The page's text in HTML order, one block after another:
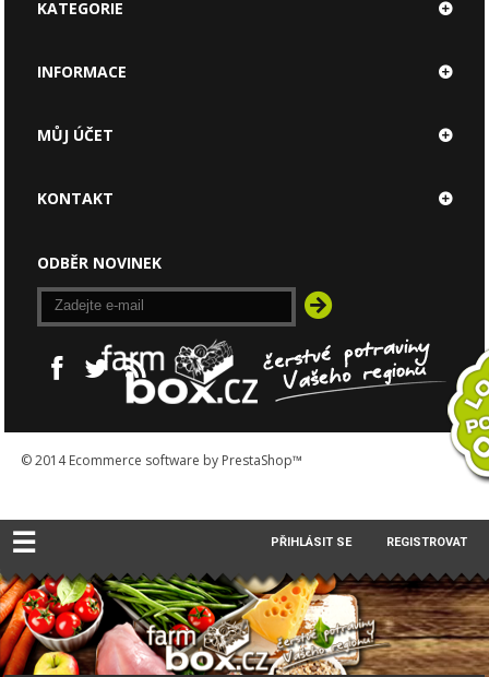
KATEGORIE
INFORMACE
© 2014Ecommerce software by PrestaShop™
MŮJ ÚČET
KONTAKT
ODBĚR NOVINEK
☰ PŘIHLÁSIT SE REGISTROVAT